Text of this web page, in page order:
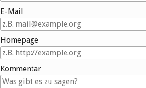
E-Mail
Homepage
Kommentar